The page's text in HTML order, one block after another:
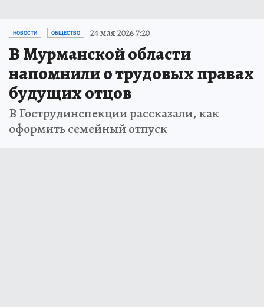
НОВОСТИ ОБЩЕСТВО 24 мая 2026 7:20
В Мурманской области
напомнили о трудовых правах
будущих отцов
В Гострудинспекции рассказали, как
оформить семейный отпуск